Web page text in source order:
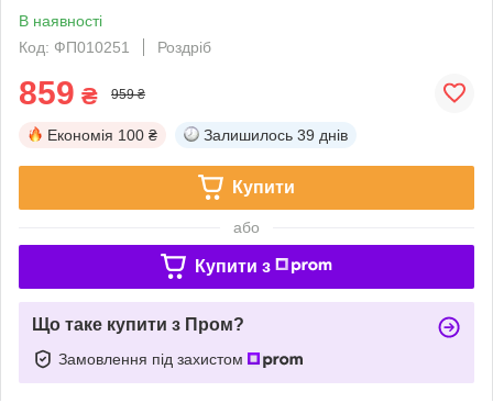
В наявності
Код: ФП010251
Роздріб
859 ₴ 959 ₴
Економія 100 ₴ Залишилось 39 днів
Купити
або
Купити з
Що таке купити з Пром?
Замовлення під захистом